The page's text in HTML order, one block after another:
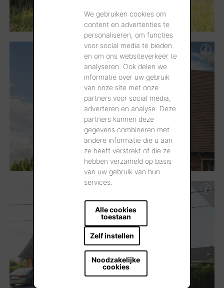
We gebruiken cookies om
content en advertenties te
personaliseren, om functies
voor social media te bieden
en om ons websiteverkeer te
analyseren. Ook delen we
informatie over uw gebruik
van onze site met onze
partners voor social media,
adverteren en analyse. Deze
partners kunnen deze
gegevens combineren met
andere informatie die u aan
ze heeft verstrekt of die ze
hebben verzameld op basis
van uw gebruik van hun
services.
Alle cookies
toestaan
Zelf instellen
Noodzakelijke
cookies